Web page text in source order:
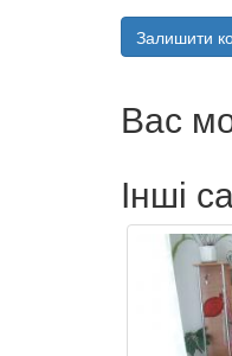
Залишити
Вас
Інші